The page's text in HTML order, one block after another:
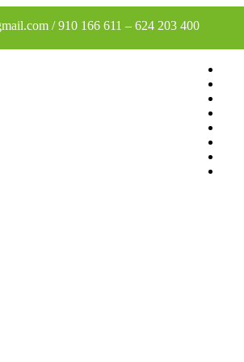
/910 166 611 – 624 203 400